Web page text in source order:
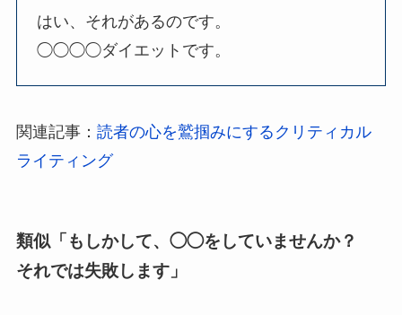
はい、それがあるのです。
◯◯◯◯ダイエットです。
関連記事： 読者の心を鷲掴みにするクリティカル
ライティング
類似「もしかして、◯◯をしていませんか？
それでは失敗します」